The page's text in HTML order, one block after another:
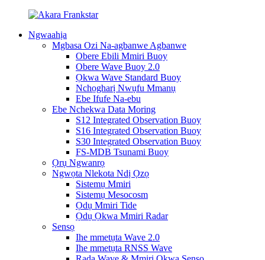
Ngwaahịa
Mgbasa Ozi Na-agbanwe Agbanwe
Obere Ebili Mmiri Buoy
Obere Wave Buoy 2.0
Ọkwa Wave Standard Buoy
Nchọgharị Nwụfu Mmanụ
Ebe Ifufe Na-ebu
Ebe Nchekwa Data Moring
S12 Integrated Observation Buoy
S16 Integrated Observation Buoy
S30 Integrated Observation Buoy
FS-MDB Tsunami Buoy
Ọrụ Ngwanrọ
Ngwọta Nlekota Ndị Ọzọ
Sistemụ Mmiri
Sistemụ Mesocosm
Ọdụ Mmiri Tide
Ọdụ Ọkwa Mmiri Radar
Sensọ
Ihe mmetụta Wave 2.0
Ihe mmetụta RNSS Wave